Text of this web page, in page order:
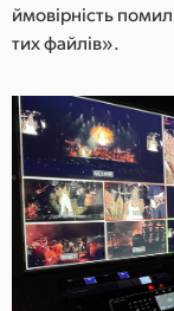
ймовірність
тих файлів».